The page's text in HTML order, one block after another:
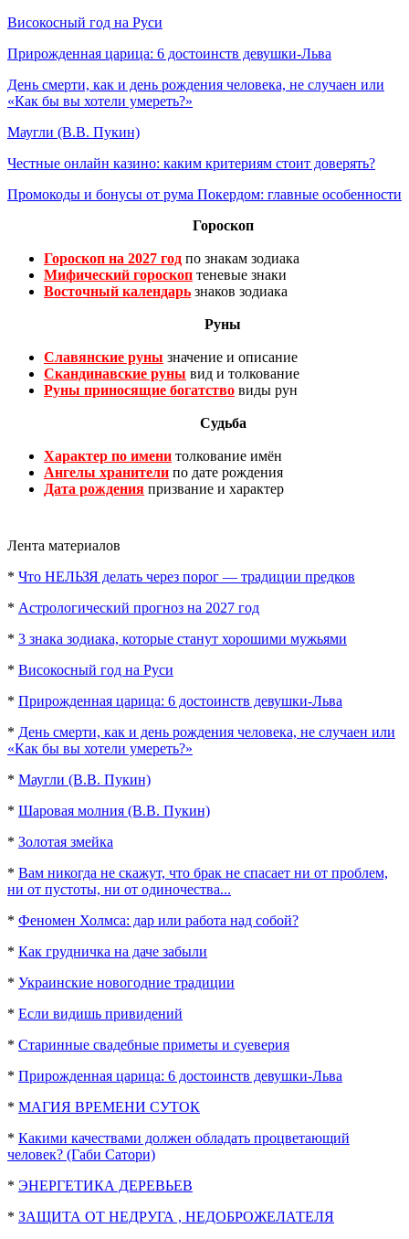
Високосный год на Руси
Прирожденная царица: 6 достоинств девушки-Льва
День смерти, как и день рождения человека, не случаен или
«Как бы вы хотели умереть?»
Маугли (В.В. Пукин)
Честные онлайн казино: каким критериям стоит доверять?
Промокоды и бонусы от рума Покердом: главные особенности
Гороскоп
Гороскоп на 2027 год по знакам зодиака
Мифический гороскоп теневые знаки
Восточный календарь знаков зодиака
Руны
Славянские руны значение и описание
Скандинавские руны вид и толкование
Руны приносящие богатство виды рун
Судьба
Характер по имени толкование имён
Ангелы хранители по дате рождения
Дата рождения призвание и характер
Лента материалов
* Что НЕЛЬЗЯ делать через порог — традиции предков
* Астрологический прогноз на 2027 год
* 3 знака зодиака, которые станут хорошими мужьями
* Високосный год на Руси
* Прирожденная царица: 6 достоинств девушки-Льва
* День смерти, как и день рождения человека, не случаен или
«Как бы вы хотели умереть?»
* Маугли (В.В. Пукин)
* Шаровая молния (В.В. Пукин)
* Золотая змейка
* Вам никогда не скажут, что брак не спасает ни от проблем,
ни от пустоты, ни от одиночества...
* Феномен Холмса: дар или работа над собой?
* Как грудничка на даче забыли
* Украинские новогодние традиции
* Если видишь привидений
* Старинные свадебные приметы и суеверия
* Прирожденная царица: 6 достоинств девушки-Льва
* МАГИЯ ВРЕМЕНИ СУТОК
* Какими качествами должен обладать процветающий
человек? (Габи Сатори)
* ЭНЕРГЕТИКА ДЕРЕВЬЕВ
* ЗАЩИТА ОТ НЕДРУГА , НЕДОБРОЖЕЛАТЕЛЯ